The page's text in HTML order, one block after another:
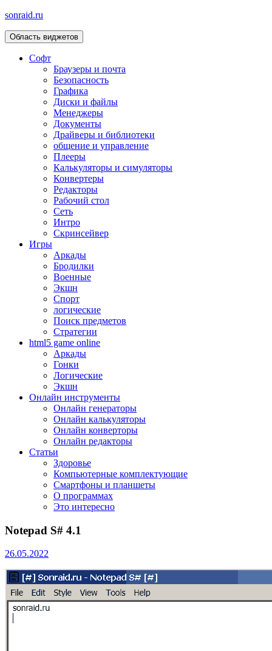
sonraid.ru
Скачивай программы, мини игры
Область виджетов
Софт
Браузеры и почта
Безопасность
Графика
Диски и файлы
Менеджеры
Документы
Драйверы и библиотеки
общение и управление
Плееры
Калькуляторы и симуляторы
Конвертеры
Редакторы
Рабочий стол
Сеть
Интро
Скринсейвер
Игры
Аркады
Бродилки
Военные
Экшн
Спорт
логические
Поиск предметов
Стратегии
html5 game online
Аркады
Гонки
Логические
Экшн
Онлайн инструменты
Онлайн генераторы
Онлайн калькуляторы
Онлайн конверторы
Онлайн редакторы
Статьи
Здоровье
Компьютерные комплектующие
Смартфоны и планшеты
О программах
Это интересно
Notepad S# 4.1
26.05.2022